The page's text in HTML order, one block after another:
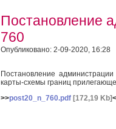
Постановление
760
Опубликовано: 2-09-2020, 16:28
Постановление
карты-схемы границ
>>post20_n_760.pdf [172,19 Kb]